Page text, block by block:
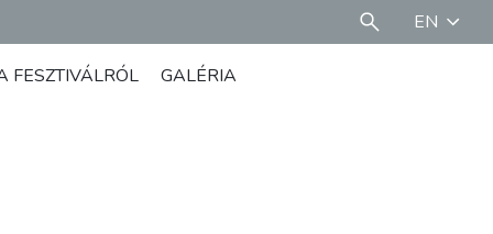
EN
FESZTIVÁLRÓL GALÉRIA